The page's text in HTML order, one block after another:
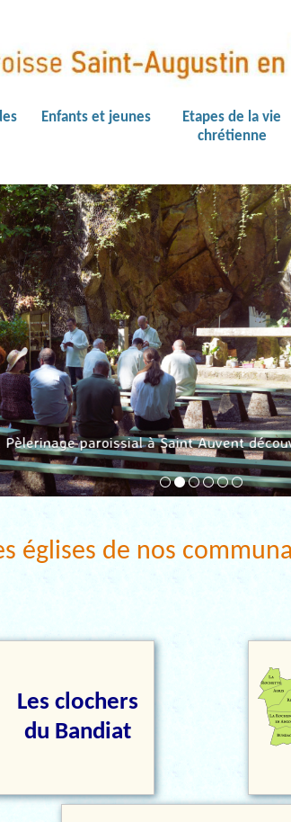
Enfants et jeunes
Etapes de la vie
chrétienne
Pèlerinage paroissial à Saint Auvent
églises de nos
Les clochers
du Bandiat